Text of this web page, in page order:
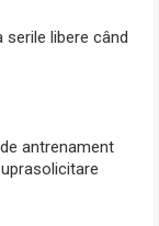
libere când
antrenament